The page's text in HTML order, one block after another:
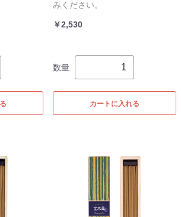
みください。
￥2,530
数量
カートに入れる